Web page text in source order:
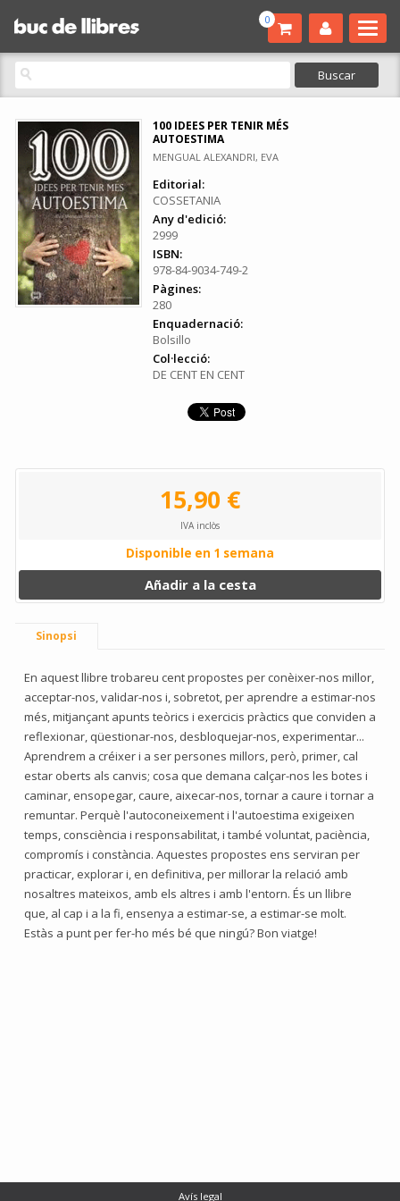
0
100 IDEES PER TENIR MÉS
AUTOESTIMA
MENGUAL ALEXANDRI, EVA
Editorial:
COSSETANIA
Any d'edició:
2999
ISBN:
978-84-9034-749-2
Pàgines:
280
Enquadernació:
Bolsillo
Col·lecció:
DE CENT EN CENT
15,90 €
IVA inclòs
Disponible en 1 semana
Añadir a la cesta
Sinopsi
En aquest llibre trobareu cent propostes per conèixer-nos millor,
acceptar-nos, validar-nos i, sobretot, per aprendre a estimar-nos
més, mitjançant apunts teòrics i exercicis pràctics que conviden a
reflexionar, qüestionar-nos, desbloquejar-nos, experimentar...
Aprendrem a créixer i a ser persones millors, però, primer, cal
estar oberts als canvis; cosa que demana calçar-nos les botes i
caminar, ensopegar, caure, aixecar-nos, tornar a caure i tornar a
remuntar. Perquè l'autoconeixement i l'autoestima exigeixen
temps, consciència i responsabilitat, i també voluntat, paciència,
compromís i constància. Aquestes propostes ens serviran per
practicar, explorar i, en definitiva, per millorar la relació amb
nosaltres mateixos, amb els altres i amb l'entorn. És un llibre
que, al cap i a la fi, ensenya a estimar-se, a estimar-se molt.
Estàs a punt per fer-ho més bé que ningú? Bon viatge!
Avís legal